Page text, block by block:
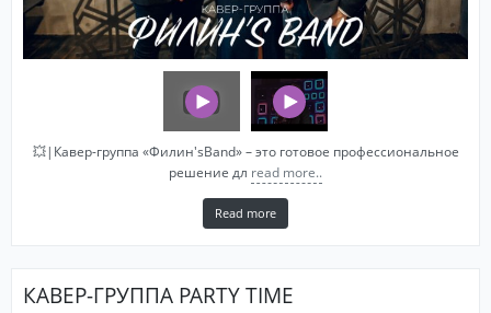
💥|Кавер-группа «Филин'sBand» – это готовое профессиональное
решение дл read more..
Read more
КАВЕР-ГРУППА PARTY TIME